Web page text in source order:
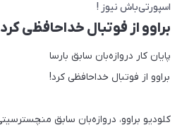
اسپورتی‌باش نیوز !
براوو از فوتبال خداحافظی کرد
پایان کار دروازه‌بان سابق بارسا
براوو از فوتبال خداحافظی کرد!